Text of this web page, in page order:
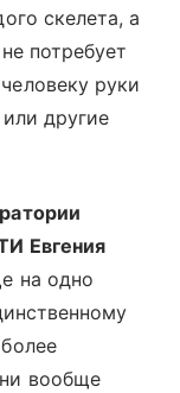
скелета, а
потребует
руки
другие
Евгения
на одно
вообще